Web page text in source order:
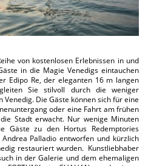
von kostenlosen Erlebnissen in und
in die Magie Venedigs eintauchen
Edipo Re, der eleganten 16 m langen
Sie stilvoll durch die weniger
Venedig. Die Gäste können sich für eine
oder eine Fahrt am frühen
Stadt erwacht. Nur wenige Minuten
Gäste zu den Hortus Redemptories
Palladio entworfen und kürzlich
restauriert wurden. Kunstliebhaber
in der Galerie und dem ehemaligen